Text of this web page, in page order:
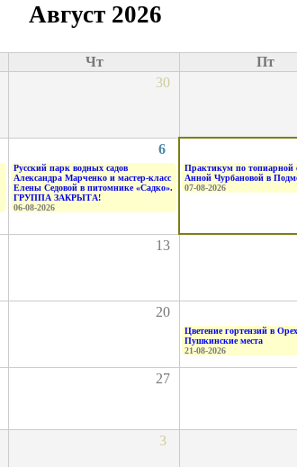
Август 2026
Чт
Пт
30
6
Русский парк водных садов
Александра Марченко и мастер-класс
Елены Седовой в питомнике «Садко».
ГРУППА ЗАКРЫТА!
06-08-2026
Практикум по топиарной
Анной Чурбановой в
07-08-2026
13
20
Цветение гортензий в
Пушкинские места
21-08-2026
27
3